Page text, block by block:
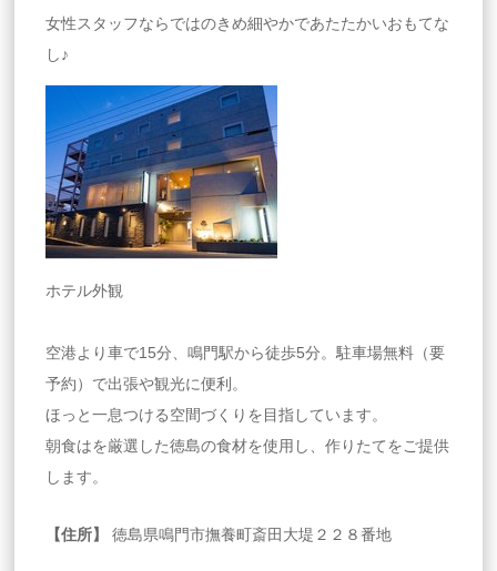
女性スタッフならではのきめ細やかであたたかいおもてな
し♪
ホテル外観
空港より車で15分、鳴門駅から徒歩5分。駐車場無料（要
予約）で出張や観光に便利。
ほっと一息つける空間づくりを目指しています。
朝食はを厳選した徳島の食材を使用し、作りたてをご提供
します。
【住所】 徳島県鳴門市撫養町斎田大堤２２８番地